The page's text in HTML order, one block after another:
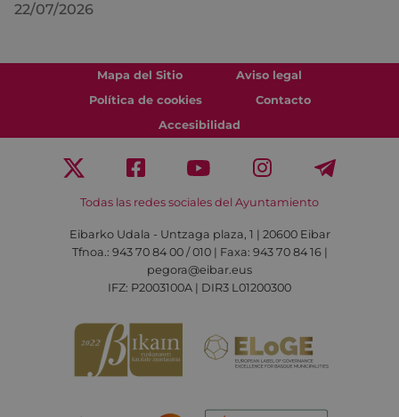
22/07/2026
Mapa del Sitio
Aviso legal
Política de cookies
Contacto
Accesibilidad
Todas las redes sociales del Ayuntamiento
Eibarko Udala - Untzaga plaza, 1 | 20600 Eibar
Tfnoa.: 943 70 84 00 / 010 | Faxa: 943 70 84 16 |
pegora@eibar.eus
IFZ: P2003100A | DIR3 L01200300